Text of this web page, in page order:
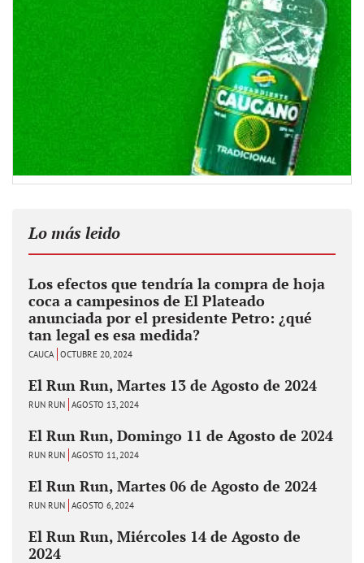
Lo más leido
Los efectos que tendría la compra de hoja
coca a campesinos de El Plateado
anunciada por el presidente Petro: ¿qué
tan legal es esa medida?
CAUCA OCTUBRE 20, 2024
El Run Run, Martes 13 de Agosto de 2024
RUN RUN AGOSTO 13, 2024
El Run Run, Domingo 11 de Agosto de 2024
RUN RUN AGOSTO 11, 2024
El Run Run, Martes 06 de Agosto de 2024
RUN RUN AGOSTO 6, 2024
El Run Run, Miércoles 14 de Agosto de
2024